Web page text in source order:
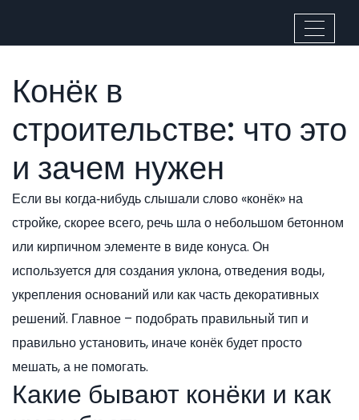
Конёк в
строительстве: что это
и зачем нужен
Если вы когда‑нибудь слышали слово «конёк» на
стройке, скорее всего, речь шла о небольшом бетонном
или кирпичном элементе в виде конуса. Он
используется для создания уклона, отведения воды,
укрепления оснований или как часть декоративных
решений. Главное – подобрать правильный тип и
правильно установить, иначе конёк будет просто
мешать, а не помогать.
Какие бывают конёки и как